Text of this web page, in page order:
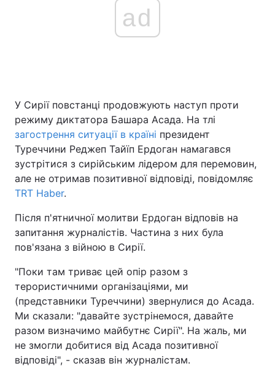
ad
У Сирії повстанці продовжують наступ проти
режиму диктатора Башара Асада. На тлі
загострення ситуації в країні президент
Туреччини Реджеп Тайїп Ердоган намагався
зустрітися з сирійським лідером для перемовин,
але не отримав позитивної відповіді, повідомляє
TRT Haber.
Після п'ятничної молитви Ердоган відповів на
запитання журналістів. Частина з них була
пов'язана з війною в Сирії.
"Поки там триває цей опір разом з
терористичними організаціями, ми
(представники Туреччини) звернулися до Асада.
Ми сказали: "давайте зустрінемося, давайте
разом визначимо майбутнє Сирії". На жаль, ми
не змогли добитися від Асада позитивної
відповіді", - сказав він журналістам.